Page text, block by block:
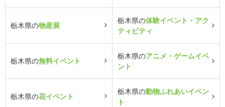
栃木県の物産展
栃木県の体験イベント・アク
ティビティ
栃木県の無料イベント
栃木県のアニメ・ゲームイベ
ント
栃木県の花イベント
栃木県の動物ふれあいイベン
ト